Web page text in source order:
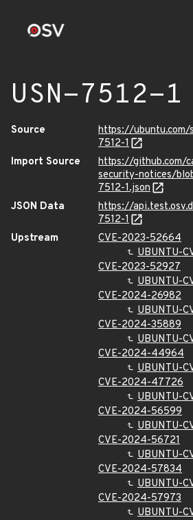
USN-7512-1
Source
https://
7512-1
Import Source
https://github.com/
security-notices/
7512-1.json
JSON Data
https://
7512-1
Upstream
CVE-2023-52664
UBUNTU-
CVE-2023-52927
UBUNTU-
CVE-2024-26982
UBUNTU-
CVE-2024-35889
UBUNTU-
CVE-2024-44964
UBUNTU-
CVE-2024-47726
UBUNTU-
CVE-2024-56599
UBUNTU-
CVE-2024-56721
UBUNTU-
CVE-2024-57834
UBUNTU-
CVE-2024-57973
UBUNTU-